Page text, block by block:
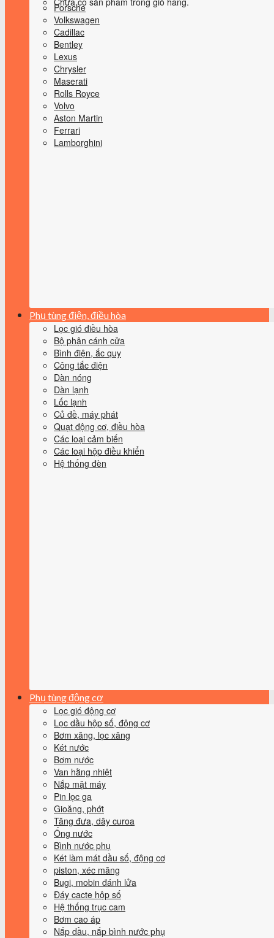
Porsche
Volkswagen
Cadillac
Bentley
Lexus
Chrysler
Maserati
Rolls Royce
Volvo
Aston Martin
Ferrari
Lamborghini
Phụ tùng điện, điều hòa
Lọc gió điều hòa
Bộ phận cánh cửa
Bình điện, ắc quy
Công tắc điện
Dàn nóng
Dàn lạnh
Lốc lạnh
Củ đề, máy phát
Quạt động cơ, điều hòa
Các loại cảm biến
Các loại hộp điều khiển
Hệ thống đèn
Phụ tùng động cơ
Lọc gió động cơ
Lọc dầu hộp số, động cơ
Bơm xăng, lọc xăng
Két nước
Bơm nước
Van hằng nhiệt
Nắp mặt máy
Pin lọc ga
Gioăng, phớt
Tăng đưa, dây curoa
Ống nước
Bình nước phụ
Két làm mát dầu số, động cơ
piston, xéc măng
Bugi, mobin đánh lửa
Đáy cacte hộp số
Hệ thống trục cam
Bơm cao áp
Nắp dầu, nắp bình nước phụ